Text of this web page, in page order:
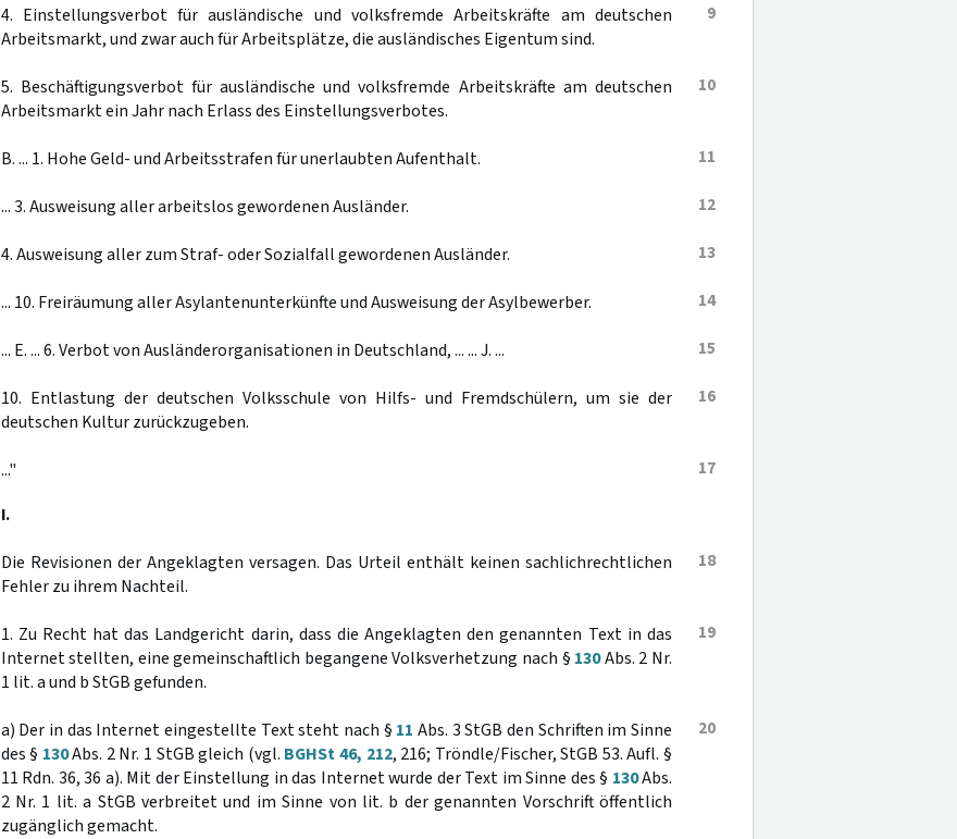
9
4. Einstellungsverbot für ausländische und volksfremde Arbeitskräfte am deutschen
Arbeitsmarkt, und zwar auch für Arbeitsplätze, die ausländisches Eigentum sind.
10
5. Beschäftigungsverbot für ausländische und volksfremde Arbeitskräfte am deutschen
Arbeitsmarkt ein Jahr nach Erlass des Einstellungsverbotes.
11
B. ... 1. Hohe Geld- und Arbeitsstrafen für unerlaubten Aufenthalt.
12
... 3. Ausweisung aller arbeitslos gewordenen Ausländer.
13
4. Ausweisung aller zum Straf- oder Sozialfall gewordenen Ausländer.
14
... 10. Freiräumung aller Asylantenunterkünfte und Ausweisung der Asylbewerber.
15
... E. ... 6. Verbot von Ausländerorganisationen in Deutschland, ... ... J. ...
16
10. Entlastung der deutschen Volksschule von Hilfs- und Fremdschülern, um sie der
deutschen Kultur zurückzugeben.
17
..."
I.
18
Die Revisionen der Angeklagten versagen. Das Urteil enthält keinen sachlichrechtlichen
Fehler zu ihrem Nachteil.
19
1. Zu Recht hat das Landgericht darin, dass die Angeklagten den genannten Text in das
Internet stellten, eine gemeinschaftlich begangene Volksverhetzung nach § 130Abs. 2 Nr.
1 lit. a und b StGB gefunden.
20
a) Der in das Internet eingestellte Text steht nach § 11 Abs. 3 StGB den Schriften im Sinne
des § 130Abs. 2 Nr. 1 StGB gleich (vgl. BGHSt 46, 212, 216; Tröndle/Fischer, StGB 53. Aufl. §
11 Rdn. 36, 36 a). Mit der Einstellung in das Internet wurde der Text im Sinne des § 130Abs.
2 Nr. 1 lit. a StGB verbreitet und im Sinne von lit. b der genannten Vorschrift öffentlich
zugänglich gemacht.